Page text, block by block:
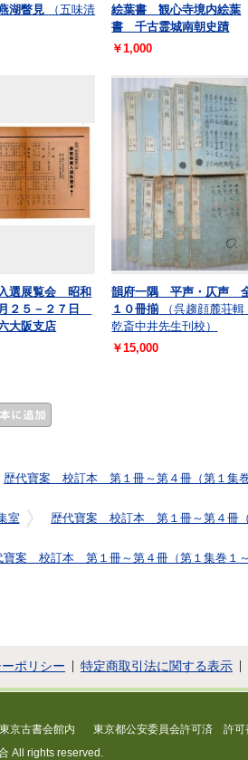
湖瞥見
（五味清
絵葉書 観心寺境内絵葉
書 千古霊城南朝史蹟
￥1,000
選展覧会 昭和
２５－２７日
大阪支店
韻府一隅 平声・仄声
１０冊揃
（呉趨顔麓荘
乾斎中井先生刊校）
￥15,000
歴代寶案 校訂本 第１冊～第４冊（第１集
室 歴代寶案 校訂本 第１冊～第４冊
寶案 校訂本 第１冊～第４冊（第１集巻１
ポリシー 特定商取引法に関する表示
京古書会館内
東京都公安委員会許可済 許
All rights reserved.